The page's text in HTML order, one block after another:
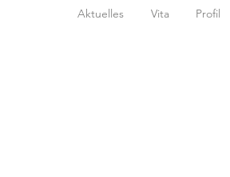
Aktuelles Vita Profil